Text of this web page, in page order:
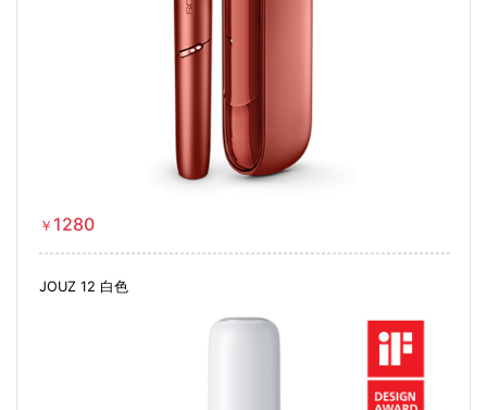
￥ 1280
JOUZ 12 白色